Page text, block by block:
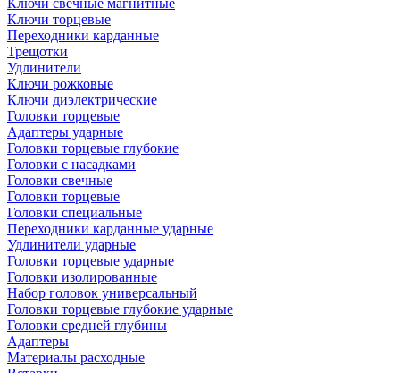
Ключи свечные магнитные
Ключи торцевые
Переходники карданные
Трещотки
Удлинители
Ключи рожковые
Ключи диэлектрические
Головки торцевые
Адаптеры ударные
Головки торцевые глубокие
Головки с насадками
Головки свечные
Головки торцевые
Головки специальные
Переходники карданные ударные
Удлинители ударные
Головки торцевые ударные
Головки изолированные
Набор головок универсальный
Головки торцевые глубокие ударные
Головки средней глубины
Адаптеры
Материалы расходные